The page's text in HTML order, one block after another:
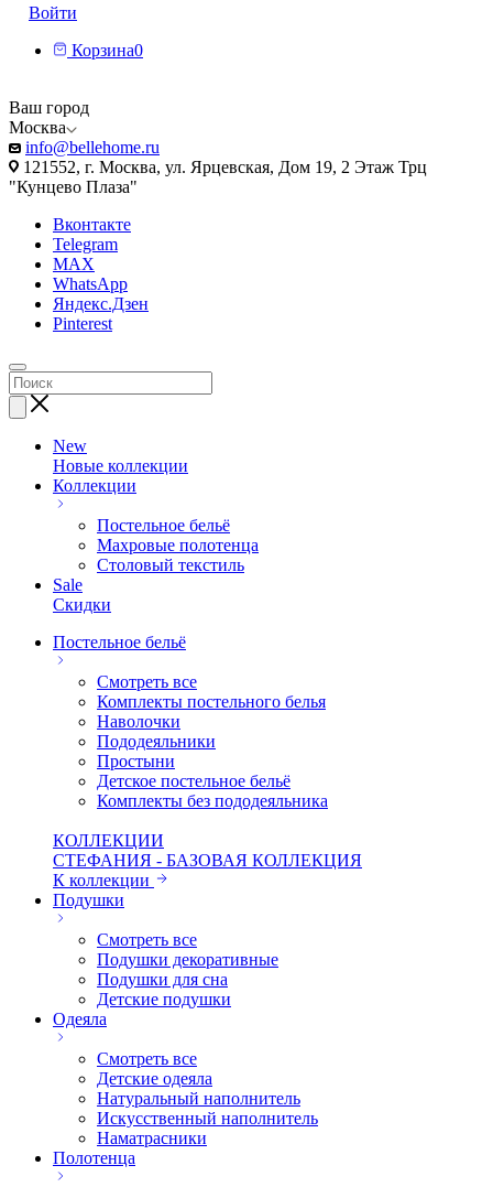
Войти
Корзина0
Ваш город
Москва
info@bellehome.ru
121552, г. Москва, ул. Ярцевская, Дом 19, 2 Этаж Трц
"Кунцево Плаза"
Вконтакте
Telegram
MAX
WhatsApp
Яндекс.Дзен
Pinterest
New
Новые коллекции
Коллекции
Постельное бельё
Махровые полотенца
Столовый текстиль
Sale
Скидки
Постельное бельё
Смотреть все
Комплекты постельного белья
Наволочки
Пододеяльники
Простыни
Детское постельное бельё
Комплекты без пододеяльника
КОЛЛЕКЦИИ
СТЕФАНИЯ - БАЗОВАЯ КОЛЛЕКЦИЯ
К коллекции
Подушки
Смотреть все
Подушки декоративные
Подушки для сна
Детские подушки
Одеяла
Смотреть все
Детские одеяла
Натуральный наполнитель
Искуcственный наполнитель
Наматрасники
Полотенца